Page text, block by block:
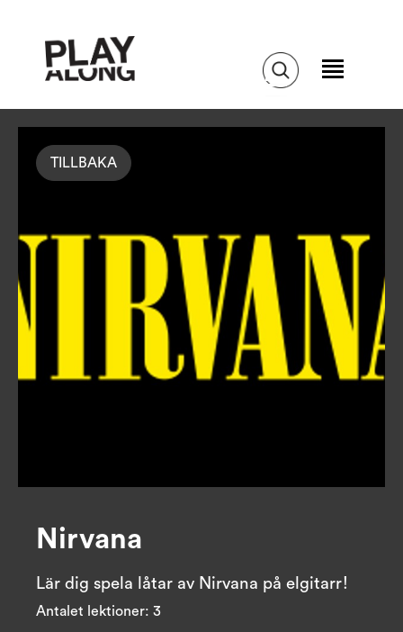
TILLBAKA
Nirvana
Lär dig spela låtar av Nirvana på elgitarr!
Antalet lektioner: 3